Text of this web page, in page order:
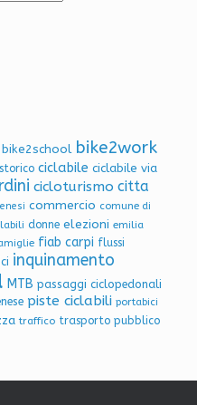
bike2school bike2work
ciclabile ciclabile via
cicloturismo citta
commercio comune di
donne elezioni emilia
fiab carpi flussi
inquinamento
MTB passaggi ciclopedonali
piste ciclabili portabici
traffico trasporto pubblico